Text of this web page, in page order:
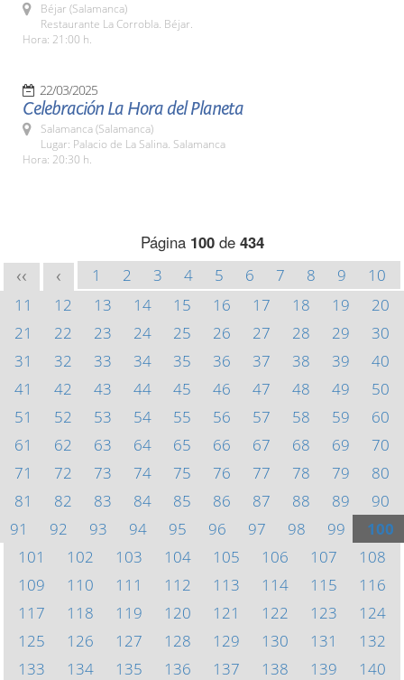
Béjar (Salamanca)
Restaurante La Corrobla. Béjar.
Hora: 21:00 h.
22/03/2025
Celebración La Hora del Planeta
Salamanca (Salamanca)
Lugar: Palacio de La Salina. Salamanca
Hora: 20:30 h.
Página 100de 434
<< < 1 2 3 4 5 6 7 8 9
10
11
12 13 14 15 16 17 18 19
20
21
22 23 24 25 26 27 28 29
30
31
32 33 34 35 36 37 38 39
40
41
42 43 44 45 46 47 48 49
50
51
52 53 54 55 56 57 58 59
60
61
62 63 64 65 66 67 68 69
70
71
72 73 74 75 76 77 78 79
80
81
82 83 84 85 86 87 88 89
90
91
92 93 94 95 96 97 98 99
100
101
102 103 104 105 106 107
108
109
110 111 112 113 114 115
116
117
118 119 120 121 122 123
124
125
126 127 128 129 130 131
132
133
134 135 136 137 138 139
140